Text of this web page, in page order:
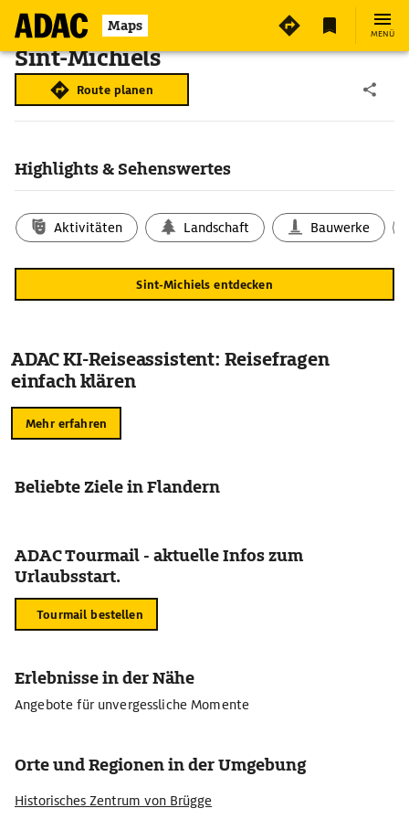
Maps MENÜ
Sint-Michiels
Route planen
Highlights & Sehenswertes
Aktivitäten Landschaft Bauwerke
Sint-Michiels entdecken
ADAC KI-Reiseassistent: Reisefragen
einfach klären
Mehr erfahren
Beliebte Ziele in Flandern
ADAC Tourmail - aktuelle Infos zum
Urlaubsstart.
Tourmail bestellen
Erlebnisse in der Nähe
Angebote für unvergessliche Momente
Orte und Regionen in der Umgebung
Historisches Zentrum von Brügge